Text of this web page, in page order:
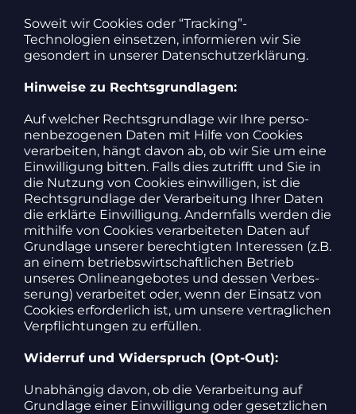
Soweit wir Cookies oder “Tracking”-
Technologien einsetzen, infor­mieren wir Sie
geson­dert in unserer Daten­schutz­er­klä­rung.
Hinweise zu Rechts­grund­lagen:
Auf welcher Rechts­grund­lage wir Ihre perso­
nen­be­zo­genen Daten mit Hilfe von Cookies
verar­beiten, hängt davon ab, ob wir Sie um eine
Einwil­li­gung bitten. Falls dies zutrifft und Sie in
die Nutzung von Cookies einwil­ligen, ist die
Rechts­grund­lage der Verar­bei­tung Ihrer Daten
die erklärte Einwil­li­gung. Andern­falls werden die
mithilfe von Cookies verar­bei­teten Daten auf
Grund­lage unserer berech­tigten Inter­essen (z.B.
an einem betriebs­wirt­schaft­li­chen Betrieb
unseres Online­an­ge­botes und dessen Verbes­
se­rung) verar­beitet oder, wenn der Einsatz von
Cookies erfor­der­lich ist, um unsere vertrag­li­chen
Verpflich­tungen zu erfüllen.
Widerruf und Wider­spruch (Opt-Out):
Unab­hängig davon, ob die Verar­bei­tung auf
Grund­lage einer Einwil­li­gung oder gesetz­li­chen